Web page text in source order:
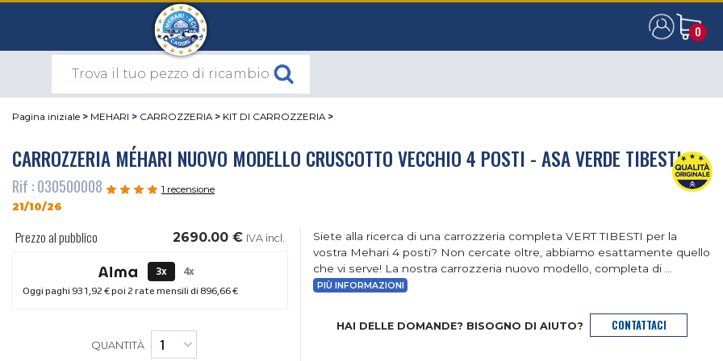
0
0
Pagina iniziale > MEHARI > CARROZZERIA > KIT DI CARROZZERIA >
CARROZZERIA MÉHARI NUOVO MODELLO CRUSCOTTO VECCHIO 4 POSTI - ASA VERDE TIBESTI
Rif : 030500008 1 recensione
21/10/26
Prezzo al pubblico 2690.00 € IVA incl.
3x
4x
Oggi paghi 931,92 €poi 2 rate mensili di 896,66 €
QUANTITÀ
Siete alla ricerca di una carrozzeria completa VERT TIBESTI per la
vostra Mehari 4 posti? Non cercate oltre, abbiamo esattamente quello
che vi serve! La nostra carrozzeria nuovo modello, completa di ...
PIÙ INFORMAZIONI
HAI DELLE DOMANDE? BISOGNO DI AIUTO? CONTATTACI